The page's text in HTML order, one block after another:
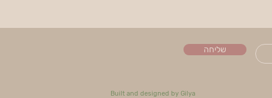
שליחה
Built and designed by Gilya